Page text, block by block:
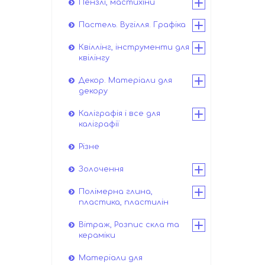
Пензлі, мастихіни
Пастель. Вугілля. Графіка
Квіллінг, інструменти для
квілінгу
Декор. Матеріали для
декору
Каліграфія і все для
каліграфії
Різне
Золочення
Полімерна глина,
пластика, пластилін
Вітраж, Розпис скла та
кераміки
Матеріали для